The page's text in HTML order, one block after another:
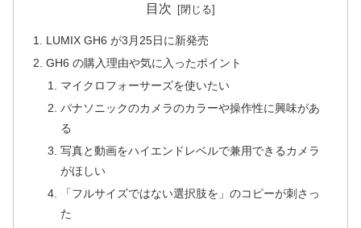
目次
LUMIX GH6 が3月25日に新発売
GH6 の購入理由や気に入ったポイント
マイクロフォーサーズを使いたい
パナソニックのカメラのカラーや操作性に興味があ
る
写真と動画をハイエンドレベルで兼用できるカメラ
がほしい
「フルサイズではない選択肢を」のコピーが刺さっ
た